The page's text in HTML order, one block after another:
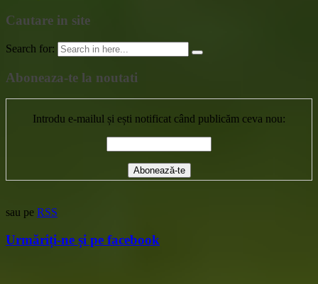
Cautare in site
Search for:
Aboneaza-te la noutati
Introdu e-mailul și ești notificat când publicăm ceva nou:
sau pe RSS
Urmăriți-ne și pe facebook